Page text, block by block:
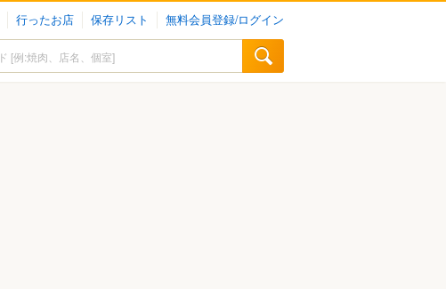
行ったお店 保存リスト 無料会員登録/ログイン